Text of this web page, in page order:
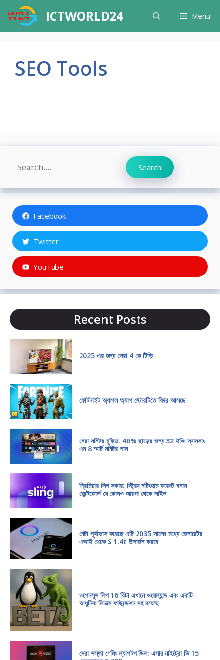
content
ICTWORLD24 Menu
SEO Tools
Search Search
Facebook
Twitter
YouTube
Recent Posts
2025 এর জন্য সেরা 4 কে টিভি
ফোর্টনাইট অ্যাপল অ্যাপ স্টোরটিতে ফিরে আসছে
সেরা মনিটর চুক্তি: 46% ছাড়ের জন্য 32 ইঞ্চি স্যামসাং
এম 8 স্মার্ট মনিটর পান
প্রিমিয়ার লিগ সকার: স্ট্রিম নটিংহাম ফরেস্ট বনাম
ব্রেন্টফোর্ড যে কোনও জায়গা থেকে লাইভ
মেটা পূর্বাভাস করেছে এটি 2035 সালের মধ্যে জেনারেটর
এআই থেকে $ 1.4t উপার্জন করবে
ওপেনসুস লিপ 16 বিটা এখানে ওয়েল্যান্ড এবং একটি
আধুনিক লিনাক্স ফাউন্ডেশন সহ রয়েছে
সেরা সস্তা গেমিং ল্যাপটপ ডিল: এসার নাইট্রো ভি 15